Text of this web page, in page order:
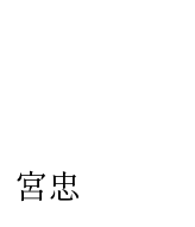
宮忠